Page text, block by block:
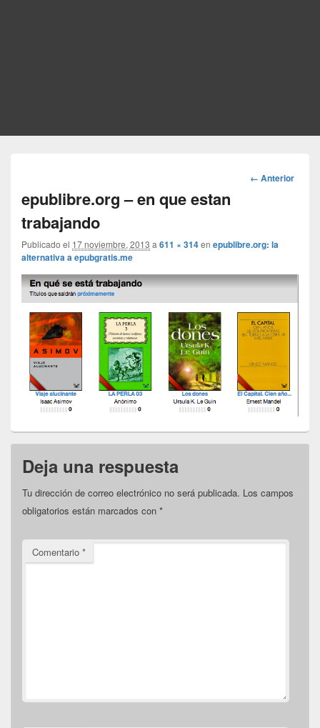
Navegador
← Anterior
epublibre.org – en que estan
trabajando
Publicado el 17 noviembre, 2013 a 611 × 314en epublibre.org: la
alternativa a epubgratis.me
Deja una respuesta
Tu dirección de correo electrónico no será publicada. Los campos
obligatorios están marcados con *
Comentario *